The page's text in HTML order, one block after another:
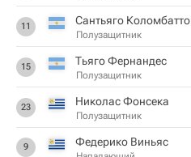
11 Сантьяго Коломбатто
Полузащитник
15 Тьяго Фернандес
Полузащитник
23 Николас Фонсека
Полузащитник
9 Федерико Виньяс